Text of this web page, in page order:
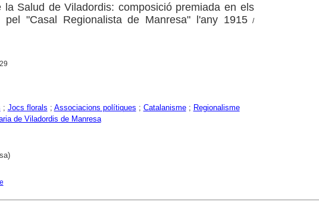
Salud de Viladordis: composició premiada en els
pel "Casal Regionalista de Manresa" l'any 1915/
; Jocs florals ; Associacions polítiques ; Catalanisme; Regionalisme
de Viladordis de Manresa